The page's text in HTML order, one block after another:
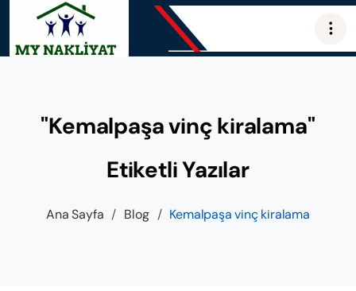
"Kemalpaşa vinç kiralama"
Etiketli Yazılar
Ana Sayfa / Blog / Kemalpaşa vinç kiralama